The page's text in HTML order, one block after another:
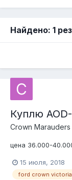
Найдено: 1
Куплю
Crown Marauders
цена 36.000-
15 июля, 2018
ford crown victoria